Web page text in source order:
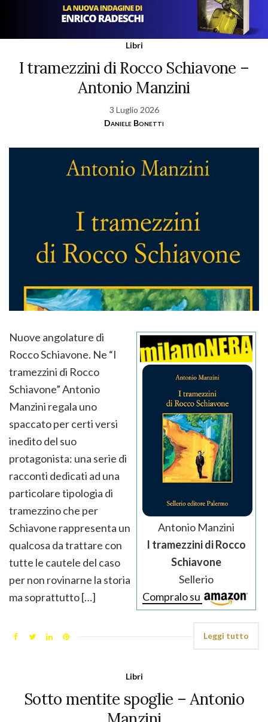
Libri
I tramezzini di Rocco Schiavone –
Antonio Manzini
3 Luglio 2026
Daniele Bonetti
Antonio Manzini
I tramezzini di Rocco
Schiavone
Sellerio
Compralo su
Nuove angolature di
Rocco Schiavone. Ne “I
tramezzini di Rocco
Schiavone” Antonio
Manzini regala uno
spaccato per certi versi
inedito del suo
protagonista: una serie di
racconti dedicati ad una
particolare tipologia di
tramezzino che per
Schiavone rappresenta un
qualcosa da trattare con
tutte le cautele del caso
per non rovinarne la storia
ma soprattutto […]
Leggi tutto
Libri
Sotto mentite spoglie – Antonio